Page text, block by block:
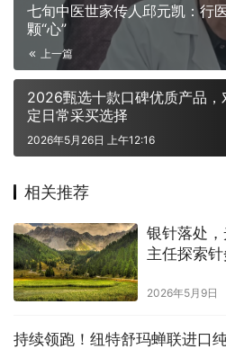
七旬中医世家传人邱元凯：行
颗“心”
上一篇
2026甄选十款口碑优质产品
定日常采买选择
2026年5月26日 上午12:16
相关推荐
银针落处
主任探索
2026年5月9日
持续领跑！纽特舒玛蝉联进口